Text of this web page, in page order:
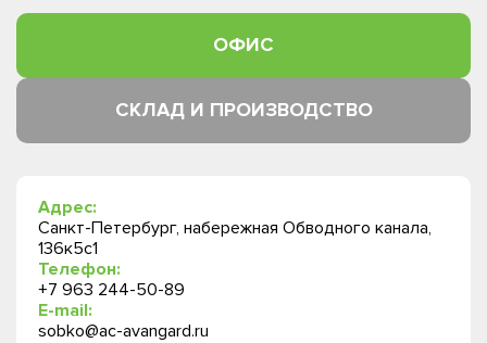
ОФИС
СКЛАД И ПРОИЗВОДСТВО
Адрес:
Санкт-Петербург, набережная Обводного канала,
136к5с1
Телефон:
+7 963 244-50-89
E-mail:
sobko@ac-avangard.ru